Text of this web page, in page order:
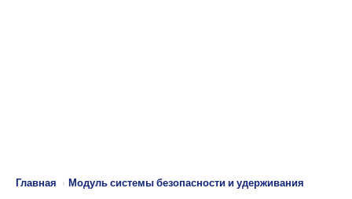
Главная › Модуль системы безопасности и удерживания